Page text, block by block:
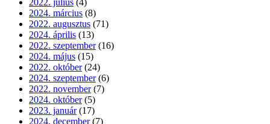
2022. július (4)
2024. március (8)
2022. augusztus (71)
2024. április (13)
2022. szeptember (16)
2024. május (15)
2022. október (24)
2024. szeptember (6)
2022. november (7)
2024. október (5)
2023. január (17)
2024. december (7)